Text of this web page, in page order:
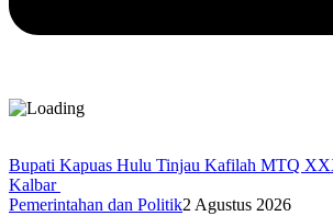
Bupati Kapuas Hulu Tinjau Kafilah MTQ
Kalbar
Pemerintahan dan Politik2 Agustus 2026